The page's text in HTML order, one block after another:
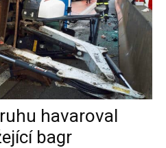
havaroval
bagr